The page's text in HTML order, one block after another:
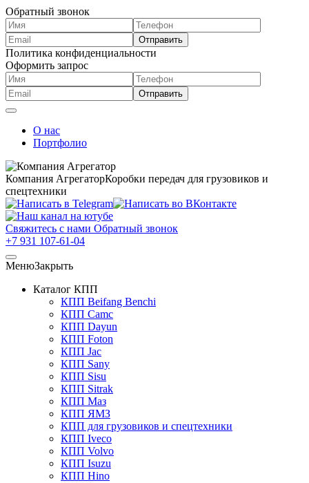
Обратный звонок
Политика конфиденциальности
Оформить запрос
О нас
Портфолио
Компания АгрегаторКоробки передач для грузовиков и
спецтехники
Свяжитесь с нами Обратный звонок
+7 931 107-61-04
МенюЗакрыть
Каталог КПП
КПП Beifang Benchi
КПП Camc
КПП Dayun
КПП Foton
КПП Jac
КПП Sany
КПП Sisu
КПП Sitrak
КПП Маз
КПП ЯМЗ
КПП для грузовиков и спецтехники
КПП Iveco
КПП Volvo
КПП Isuzu
КПП Hino